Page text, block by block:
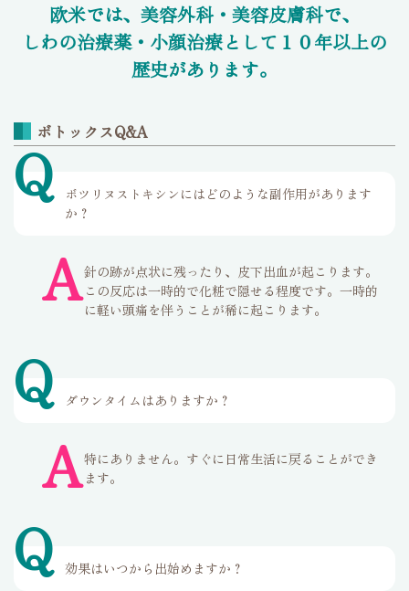
欧米では、美容外科・美容皮膚科で、
しわの治療薬・小顔治療として１０年以上の
歴史があります。
ボトックスQ&A
Q
ボツリヌストキシンにはどのような副作用があります
か？
A針の跡が点状に残ったり、皮下出血が起こります。
この反応は一時的で化粧で隠せる程度です。一時的
に軽い頭痛を伴うことが稀に起こります。
Q ダウンタイムはありますか？
A特にありません。すぐに日常生活に戻ることができ
ます。
Q 効果はいつから出始めますか？